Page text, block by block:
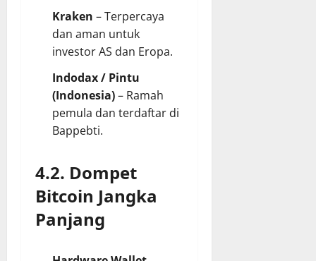
Kraken – Terpercaya
dan aman untuk
investor AS dan Eropa.
Indodax / Pintu
(Indonesia)– Ramah
pemula dan terdaftar di
Bappebti.
4.2. Dompet
Bitcoin Jangka
Panjang